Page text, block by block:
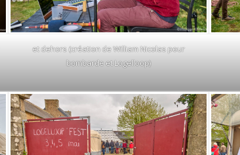
et dehors (création de William Nicolas pour
bombarde et Logelloop)